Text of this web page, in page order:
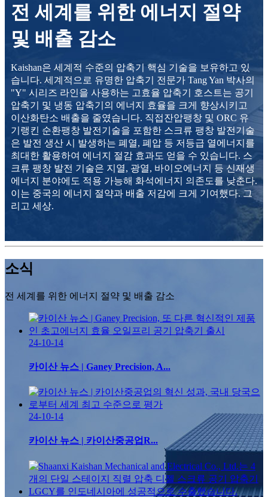
전 세계를 위한 에너지 절약
및 배출 감소
Kaishan은 세계적 수준의 압축기 핵심 기술을 보유하고 있
습니다. 세계적으로 유명한 압축기 전문가 Tang Yan 박사의
"Y" 시리즈 라인을 사용하는 고효율 압축기 호스트는 공기
압축기 및 냉동 압축기의 에너지 효율을 크게 향상시키고
이산화탄소 배출을 줄였습니다. 직접잔압팽창 및 ORC 유
기랭킨 순환팽창 발전기술을 포함한 스크류 팽창 발전기술
은 발전 생산 시 발생하는 폐열, 폐압 등 저등급 열에너지를
최대한 활용하여 에너지 절감 효과도 얻을 수 있습니다. 스
크류 팽창 발전 기술은 지열, 광열, 바이오에너지 등 신재생
에너지 분야에도 적용 가능해 화석에너지 의존도를 낮춘다.
이는 중국의 에너지 절약과 배출 저감에 크게 기여했다. 그
리고 세상.
소식
전 세계를 위한 에너지 절약 및 배출 감소
24-10-14
카이산 뉴스 | Ganey Precision, A...
24-10-14
카이산 뉴스 | 카이산중공업R...